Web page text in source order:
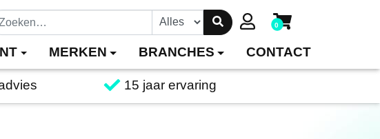
0
MERKEN BRANCHES CONTACT
15 jaar ervaring